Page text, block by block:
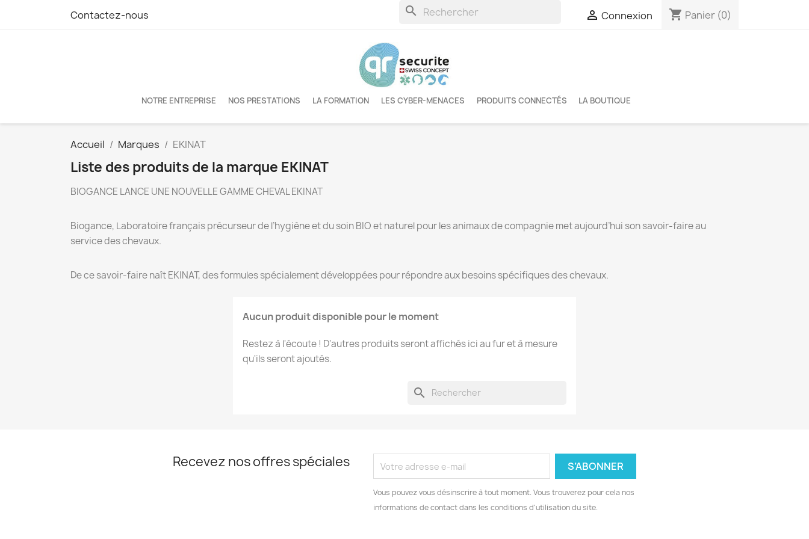
Contactez-nous search  Connexion shopping_cart Panier (0)
NOTRE ENTREPRISE NOS PRESTATIONS LA FORMATION LES CYBER-MENACES PRODUITS CONNECTÉS LA BOUTIQUE
Accueil Marques EKINAT
Liste des produits de la marque EKINAT
BIOGANCE LANCE UNE NOUVELLE GAMME CHEVAL EKINAT
Biogance, Laboratoire français précurseur de l’hygiène et du soin BIO et naturel pour les animaux de compagnie met aujourd’hui son savoir-faire au
service des chevaux.
De ce savoir-faire naît EKINAT, des formules spécialement développées pour répondre aux besoins spécifiques des chevaux.
Aucun produit disponible pour le moment
Restez à l'écoute ! D'autres produits seront affichés ici au fur et à mesure
qu'ils seront ajoutés.
search
Recevez nos offres spéciales
Vous pouvez vous désinscrire à tout moment. Vous trouverez pour cela nos
informations de contact dans les conditions d'utilisation du site.